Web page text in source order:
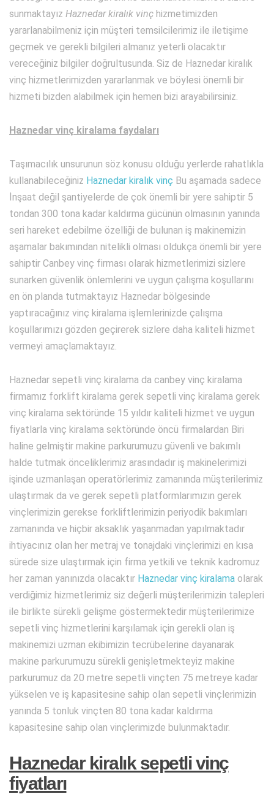
sunmaktayız Haznedar kiralık vinç hizmetimizden
yararlanabilmeniz için müşteri temsilcilerimiz ile iletişime
geçmek ve gerekli bilgileri almanız yeterli olacaktır
vereceğiniz bilgiler doğrultusunda. Siz de Haznedar kiralık
vinç hizmetlerimizden yararlanmak ve böylesi önemli bir
hizmeti bizden alabilmek için hemen bizi arayabilirsiniz.
Haznedar vinç kiralama faydaları
Taşımacılık unsurunun söz konusu olduğu yerlerde rahatlıkla
kullanabileceğiniz Haznedar kiralık vinç Bu aşamada sadece
İnşaat değil şantiyelerde de çok önemli bir yere sahiptir 5
tondan 300 tona kadar kaldırma gücünün olmasının yanında
seri hareket edebilme özelliği de bulunan iş makinemizin
aşamalar bakımından nitelikli olması oldukça önemli bir yere
sahiptir Canbey vinç firması olarak hizmetlerimizi sizlere
sunarken güvenlik önlemlerini ve uygun çalışma koşullarını
en ön planda tutmaktayız Haznedar bölgesinde
yaptıracağınız vinç kiralama işlemlerinizde çalışma
koşullarımızı gözden geçirerek sizlere daha kaliteli hizmet
vermeyi amaçlamaktayız.
Haznedar sepetli vinç kiralama da canbey vinç kiralama
firmamız forklift kiralama gerek sepetli vinç kiralama gerek
vinç kiralama sektöründe 15 yıldır kaliteli hizmet ve uygun
fiyatlarla vinç kiralama sektöründe öncü firmalardan Biri
haline gelmiştir makine parkurumuzu güvenli ve bakımlı
halde tutmak önceliklerimiz arasındadır iş makinelerimizi
işinde uzmanlaşan operatörlerimiz zamanında müşterilerimiz
ulaştırmak da ve gerek sepetli platformlarımızın gerek
vinçlerimizin gerekse forkliftlerimizin periyodik bakımları
zamanında ve hiçbir aksaklık yaşanmadan yapılmaktadır
ihtiyacınız olan her metraj ve tonajdaki vinçlerimizi en kısa
sürede size ulaştırmak için firma yetkili ve teknik kadromuz
her zaman yanınızda olacaktır Haznedar vinç kiralama olarak
verdiğimiz hizmetlerimiz siz değerli müşterilerimizin talepleri
ile birlikte sürekli gelişme göstermektedir müşterilerimize
sepetli vinç hizmetlerini karşılamak için gerekli olan iş
makinemizi uzman ekibimizin tecrübelerine dayanarak
makine parkurumuzu sürekli genişletmekteyiz makine
parkurumuz da 20 metre sepetli vinçten 75 metreye kadar
yükselen ve iş kapasitesine sahip olan sepetli vinçlerimizin
yanında 5 tonluk vinçten 80 tona kadar kaldırma
kapasitesine sahip olan vinçlerimizde bulunmaktadır.
Haznedar kiralık sepetli vinç
fiyatları